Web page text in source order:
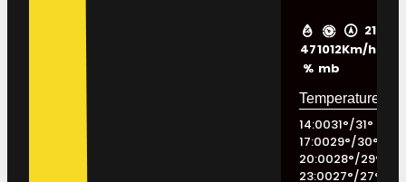
47
%
1012
mb
21
Km/h
14:0031°/31°
17:0029°/30°
20:0028°/29°
23:0027°/27°